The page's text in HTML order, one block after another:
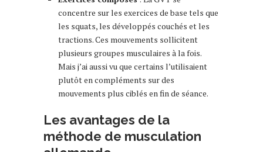
concentre sur les exercices de base tels que
les squats, les développés couchés et les
tractions. Ces mouvements sollicitent
plusieurs groupes musculaires à la fois.
Mais j’ai aussi vu que certains l’utilisaient
plutôt en compléments sur des
mouvements plus ciblés en fin de séance.
Les avantages de la
méthode de musculation